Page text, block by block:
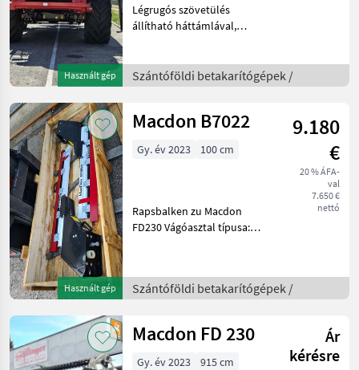
Használt gép
Légrugós szövetülés
állítható háttámlával,
automatikus forgó
vonóhorog Advanced Radio
LED-es világítási csomag
Szántóföldi betakarítógépek /
Használt gép
Macdon B7022
9.180
€
20 % ÁFA-
val
7.650 €
nettó
Gy. év 2023 100 cm
Rapsbalken zu Macdon
FD230 Vágóasztal típusa:
betakarítógépek Kombájn
adapter
Szántóföldi betakarítógépek /
Macdon FD 230
Ár
kérésre
Gy. év 2023 915 cm